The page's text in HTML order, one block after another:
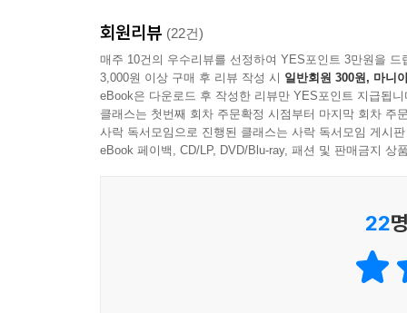
하늘의 사련(邪戀)이라고 느낄 만큼 신고는 두근
보았다.
---「섬 꿈」중에서
“염색은 속임수야. 속임수를 떠올리는 우리에게는
“기타모토는 죽었다고 했잖아. 자네가 얘기한 것
명을 단축시킨 걸지도 몰라. 하지만 기타모토의
진 정수리에 옆 머리카락을 발처럼 넘긴 모습이었
한적한 가마쿠라 산골에 사는 초로의 노인 신고.
세어버리고, 이유 없이 객혈을 하고, 40년 동안
죽음의 예고처럼 다가오고 평온했던 일상은 균열
자살 소동까지 벌인 사위 아이하라, 결혼에 실패
자식들의 불행을 방관했다는 압박과 회한에 사
『산소리』는 1949년에 쓰이기 시작하여 5년간
거치며 성불구자가 되고, 아들인 슈이치는 전
회원리뷰 (22건)
매주 10건의 우수리뷰를 선정하여 YES포인트 3만원을 드
3,000원 이상 구매 후 리뷰 작성 시 일반회원 300원, 마니
eBook은 다운로드 후 작성한 리뷰만 YES포인트 지급됩니
클래스는 첫번째 회차 주문확정 시점부터 마지막 회차 주
사락 독서모임으로 진행된 클래스는 사락 독서모임 게시
eBook 페이백, CD/LP, DVD/Blu-ray, 패션 및 판매금지 상
22